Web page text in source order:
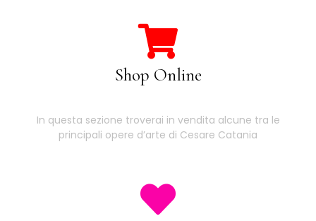
Shop Online
In questa sezione troverai in vendita alcune tra le
principali opere d’arte di Cesare Catania